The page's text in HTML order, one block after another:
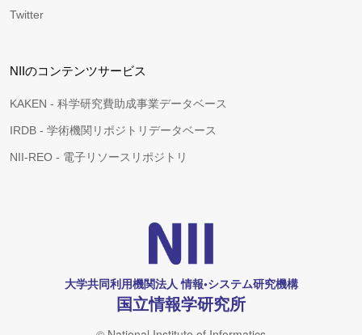
Twitter
NIIのコンテンツサービス
KAKEN - 科学研究費助成事業データベース
IRDB - 学術機関リポジトリデータベース
NII-REO - 電子リソースリポジトリ
大学共同利用機関法人 情報•システム研究機構
国立情報学研究所